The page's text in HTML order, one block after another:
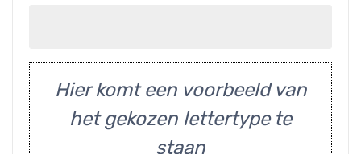
Hier komt een voorbeeld van
het gekozen lettertype te
staan